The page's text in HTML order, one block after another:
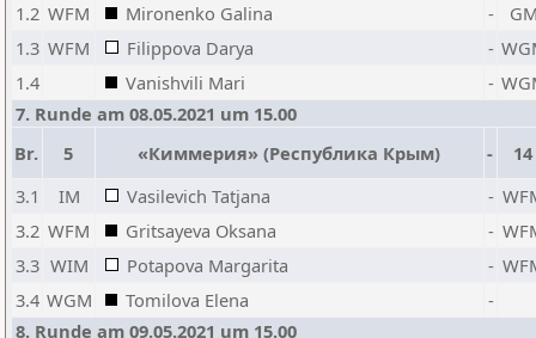
1.2 WFM Mironenko Galina -
1.3 WFM Filippova Darya -
1.4
Vanishvili Mari -
7. Runde am 08.05.2021 um 15.00
Br.
5 «Киммерия» (Республика Крым) -
14
3.1
IM Vasilevich Tatjana -
3.2 WFM Gritsayeva Oksana -
3.3 WIM Potapova Margarita -
3.4 WGM Tomilova Elena
-
8. Runde am 09.05.2021 um 15.00